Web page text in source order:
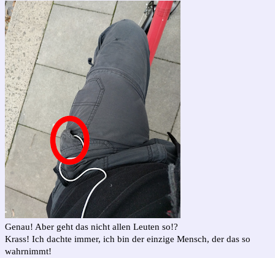
Genau! Aber geht das nicht allen Leuten so!?
Krass! Ich dachte immer, ich bin der einzige Mensch, der das so
wahrnimmt!